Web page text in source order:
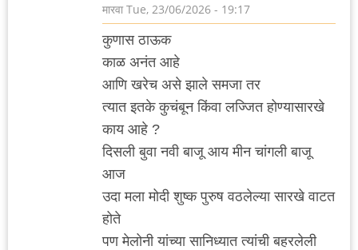
मारवा Tue, 23/06/2026 - 19:17
कुणास ठाऊक
काळ अनंत आहे
आणि खरेच असे झाले समजा तर
त्यात इतके कुचंबून किंवा लज्जित होण्यासारखे
काय आहे ?
दिसली बुवा नवी बाजू आय मीन चांगली बाजू
आज
उदा मला मोदी शुष्क पुरुष वठलेल्या सारखे वाटत
होते
पण मेलोनी यांच्या सानिध्यात त्यांची बहरलेली